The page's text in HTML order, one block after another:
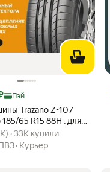
Trazano Z-107
65 R15 88H , для
автомобиля
Яндекс Пэй 3662 ₽ вместо
Пэй
4.9 из 5
· 33K купили
· 33K купили
Курьер